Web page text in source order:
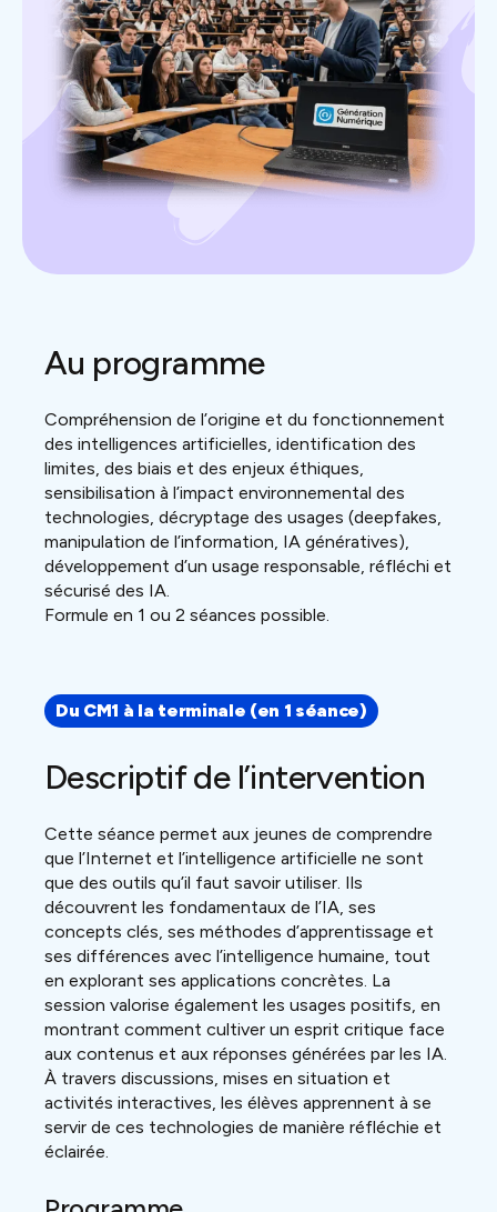
Au programme
Compréhension de l’origine et du fonctionnement
des intelligences artificielles, identification des
limites, des biais et des enjeux éthiques,
sensibilisation à l’impact environnemental des
technologies, décryptage des usages (deepfakes,
manipulation de l’information, IA génératives),
développement d’un usage responsable, réfléchi et
sécurisé des IA.
Formule en 1 ou 2 séances possible.
Du CM1 à la terminale (en 1 séance)
Descriptif de l’intervention
Cette séance permet aux jeunes de comprendre
que l’Internet et l’intelligence artificielle ne sont
que des outils qu’il faut savoir utiliser. Ils
découvrent les fondamentaux de l’IA, ses
concepts clés, ses méthodes d’apprentissage et
ses différences avec l’intelligence humaine, tout
en explorant ses applications concrètes. La
session valorise également les usages positifs, en
montrant comment cultiver un esprit critique face
aux contenus et aux réponses générées par les IA.
À travers discussions, mises en situation et
activités interactives, les élèves apprennent à se
servir de ces technologies de manière réfléchie et
éclairée.